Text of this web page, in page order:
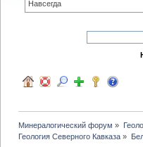
Минералогический форум »
Геология Северного Кавказа »